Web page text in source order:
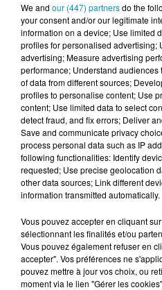
DERNIERS
24 juillet 2026
Les
23 juillet 2026
Les
We and our (447) partnersdo the
your consent and/or our legitimate
information on a device; Use limited
profiles for personalised advertising;
advertising; Measure advertising
performance; Understand
of data from different sources;
profiles to personalise content; Use
content; Use limited data to select
detect fraud, and fix errors; Deliver
Save and communicate privacy
process personal data such as IP
following functionalities: Identify
requested; Use precise geolocation
other data sources; Link different
information transmitted automatically.
Vous pouvez accepter en cliquant
sélectionnant les finalités et/ou
Vous pouvez également refuser en
accepter". Vos préférences ne
pouvez mettre à jour vos choix, ou
moment via le lien "Gérer les